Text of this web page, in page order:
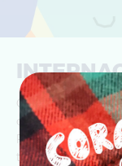
Gracias a mis
colaborar con
Reino Unido y
trabajé fue la